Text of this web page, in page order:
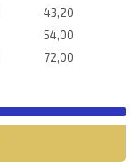
43,20
54,00
72,00